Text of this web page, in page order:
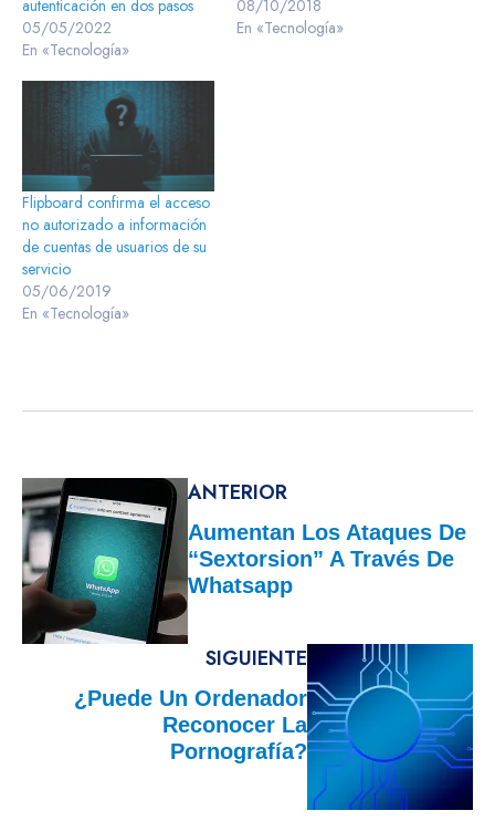
autenticación en dos pasos
05/05/2022
En «Tecnología»
08/10/2018
En «Tecnología»
Flipboard confirma el acceso
no autorizado a información
de cuentas de usuarios de su
servicio
05/06/2019
En «Tecnología»
ANTERIOR
Aumentan Los Ataques De
“Sextorsion” A Través De
Whatsapp
SIGUIENTE
¿Puede Un Ordenador
Reconocer La
Pornografía?